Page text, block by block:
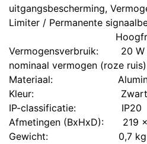
uitgangsbescherming,
Limiter / Permanente
Vermogensverbruik:
​20
nominaal vermogen (roze ruis)
Materiaal:
Kleur:
Zwart
IP-classificatie:
​IP20
Afmetingen (BxHxD):
​219
Gewicht:
​0,7 kg